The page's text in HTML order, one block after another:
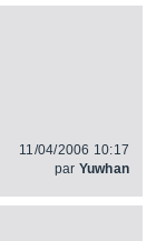
11/04/2006 10:17
par Yuwhan